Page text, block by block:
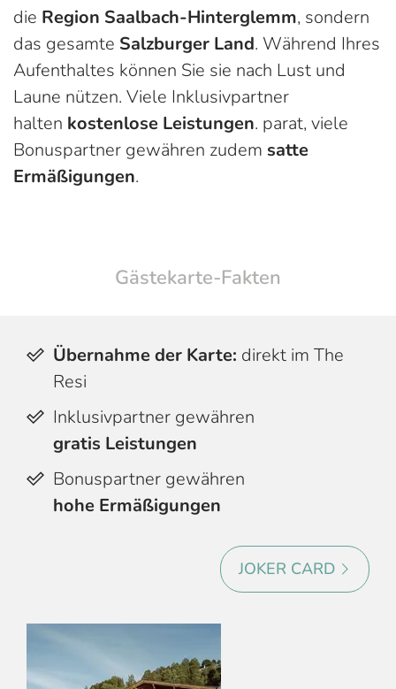
die Region Saalbach-Hinterglemm, sondern
das gesamte Salzburger Land. Während Ihres
Aufenthaltes können Sie sie nach Lust und
Laune nützen. Viele Inklusivpartner
halten kostenlose Leistungen. parat, viele
Bonuspartner gewähren zudem satte
Ermäßigungen.
Gästekarte-Fakten
Übernahme der Karte: direkt im The
Resi
Inklusivpartner gewähren
gratis Leistungen
Bonuspartner gewähren
hohe Ermäßigungen
JOKER CARD